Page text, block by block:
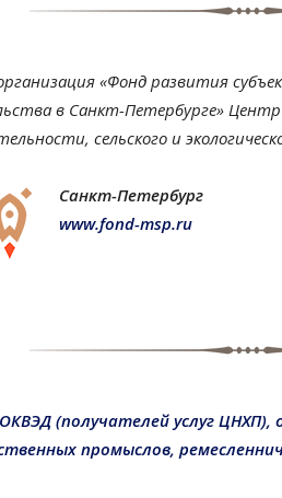
«Фонд развития
в Санкт-Петербурге»
сельского и
Санкт-Петербург
www.fond-msp.ru
(получателей услуг
промыслов,